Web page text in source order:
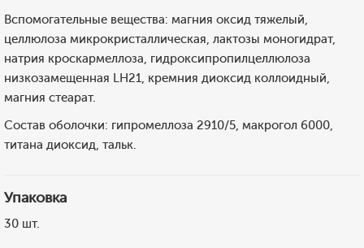
Вспомогательные вещества: магния оксид тяжелый,
целлюлоза микрокристаллическая, лактозы моногидрат,
натрия кроскармеллоза, гидроксипропилцеллюлоза
низкозамещенная LH21, кремния диоксид коллоидный,
магния стеарат.
Состав оболочки: гипромеллоза 2910/5, макрогол 6000,
титана диоксид, тальк.
Упаковка
30 шт.